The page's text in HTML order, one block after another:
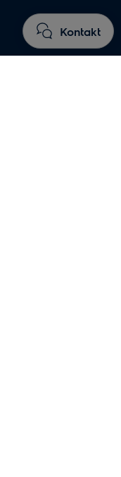
Kontakt